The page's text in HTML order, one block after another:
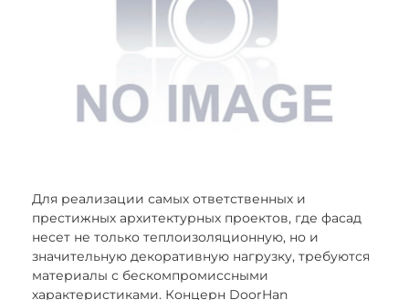
Для реализации самых ответственных и
престижных архитектурных проектов, где фасад
несет не только теплоизоляционную, но и
значительную декоративную нагрузку, требуются
материалы с бескомпромиссными
характеристиками. Концерн DoorHan